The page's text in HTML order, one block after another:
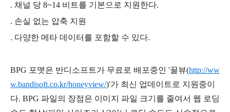
. 채널 당 8~14 비트를 기본으로 지원한다.
. 손실 없는 압축 지원
. 다양한 메타 데이터를 포함할 수 있다.
BPG 포맷은 반디소프트가 무료로 배포중인 '꿀뷰(http://ww
w.bandisoft.co.kr/honeyview/)'가 최신 업데이트로 지원중이
다. BPG 파일의 장점은 이미지 파일 크기를 줄여서 웹 로딩